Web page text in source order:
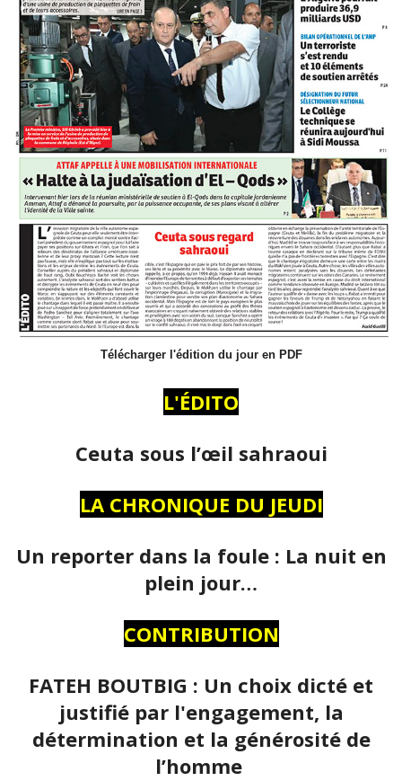
Télécharger l'édition du jour en PDF
L'ÉDITO
Ceuta sous l’œil sahraoui
LA CHRONIQUE DU JEUDI
Un reporter dans la foule : La nuit en
plein jour…
CONTRIBUTION
FATEH BOUTBIG : Un choix dicté et
justifié par l'engagement, la
détermination et la générosité de
l’homme